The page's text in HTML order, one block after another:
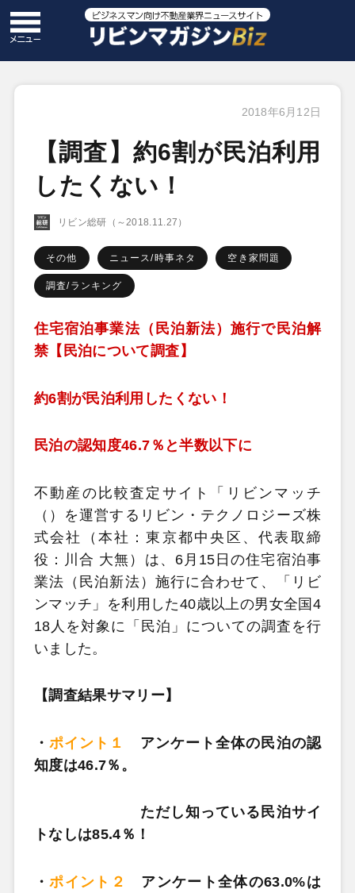
2018年6月12日
【調査】約6割が民泊利用
したくない！
リビン総研（～2018.11.27）
その他 ニュース/時事ネタ 空き家問題
調査/ランキング
住宅宿泊事業法（民泊新法）施行で民泊解
禁【民泊について調査】
約6割が民泊利用したくない！
民泊の認知度46.7％と半数以下に
不動産の比較査定サイト「リビンマッチ
（）を運営するリビン・テクノロジーズ株
式会社（本社：東京都中央区、代表取締
役：川合 大無）は、6月15日の住宅宿泊事
業法（民泊新法）施行に合わせて、「リビ
ンマッチ」を利用した40歳以上の男女全国4
18人を対象に「民泊」についての調査を行
いました。
【調査結果サマリー】
・ポイント１
アンケート全体の民泊の認
知度は46.7％。
ただし知っている民泊サイ
トなしは85.4％！
・ポイント２
アンケート全体の63.0%は